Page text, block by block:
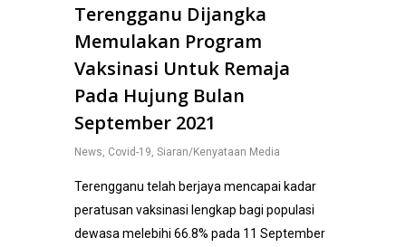
Terengganu Dijangka
Memulakan Program
Vaksinasi Untuk Remaja
Pada Hujung Bulan
September 2021
News, Covid-19,Siaran/Kenyataan Media
Terengganu telah berjaya mencapai kadar
peratusan vaksinasi lengkap bagi populasi
dewasa melebihi 66.8% pada 11 September